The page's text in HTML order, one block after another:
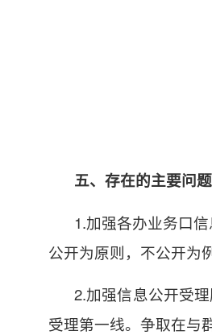
五、存在的主要问
1.加强各办业务口
公开为原则，不公开为
2.加强信息公开受
受理第一线。争取在与